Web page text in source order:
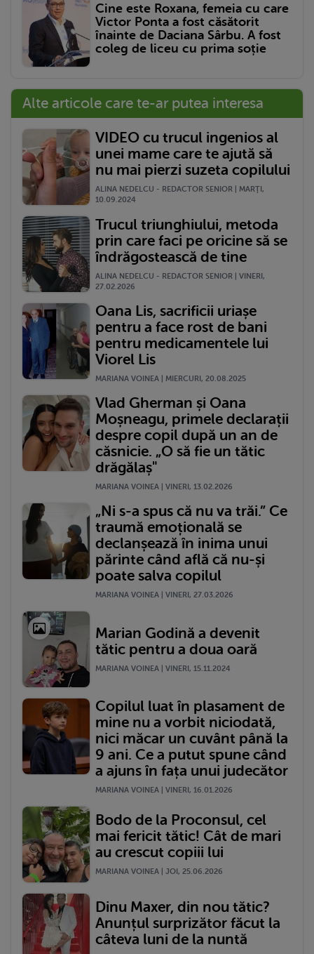
Cine este Roxana, femeia cu care
Victor Ponta a fost căsătorit
înainte de Daciana Sârbu. A fost
coleg de liceu cu prima soție
Alte articole care te-ar putea interesa
VIDEO cu trucul ingenios al
unei mame care te ajută să
nu mai pierzi suzeta copilului
ALINA NEDELCU - REDACTOR SENIOR | MARŢI,
10.09.2024
Trucul triunghiului, metoda
prin care faci pe oricine să se
îndrăgostească de tine
ALINA NEDELCU - REDACTOR SENIOR | VINERI,
27.02.2026
Oana Lis, sacrificii uriașe
pentru a face rost de bani
pentru medicamentele lui
Viorel Lis
MARIANA VOINEA | MIERCURI, 20.08.2025
Vlad Gherman și Oana
Moșneagu, primele declarații
despre copil după un an de
căsnicie. „O să fie un tătic
drăgălaș"
MARIANA VOINEA | VINERI, 13.02.2026
„Ni s-a spus că nu va trăi.” Ce
traumă emoțională se
declanșează în inima unui
părinte când află că nu-și
poate salva copilul
MARIANA VOINEA | VINERI, 27.03.2026
Marian Godină a devenit
tătic pentru a doua oară
MARIANA VOINEA | VINERI, 15.11.2024
Copilul luat în plasament de
mine nu a vorbit niciodată,
nici măcar un cuvânt până la
9 ani. Ce a putut spune când
a ajuns în fața unui judecător
MARIANA VOINEA | VINERI, 16.01.2026
Bodo de la Proconsul, cel
mai fericit tătic! Cât de mari
au crescut copiii lui
MARIANA VOINEA | JOI, 25.06.2026
Dinu Maxer, din nou tătic?
Anunțul surprizător făcut la
câteva luni de la nuntă